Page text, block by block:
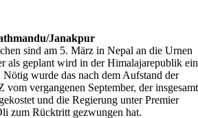
Janakpur
sind am 5. März in Nepal an die Urnen
als geplant wird in der Himalajarepublik ein
Nötig wurde das nach dem Aufstand der
vom vergangenen September, der insgesamt
und die Regierung unter Premier
zum Rücktritt gezwungen hat.